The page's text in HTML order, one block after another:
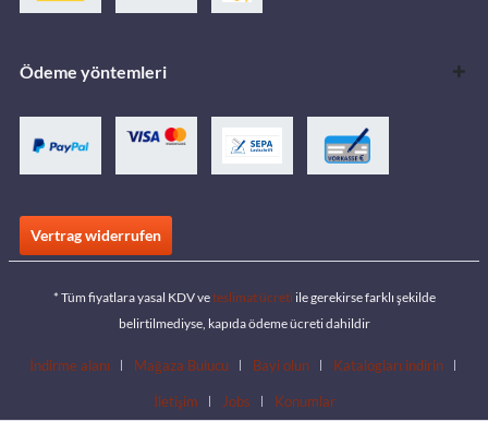
Ödeme yöntemleri
Vertrag widerrufen
* Tüm fiyatlara yasal KDV veteslimat ücreti ile gerekirse farklı şekilde
belirtilmediyse, kapıda ödeme ücreti dahildir
İndirme alanı Mağaza Bulucu Bayi olun Katalogları indirin
İletişim Jobs Konumlar